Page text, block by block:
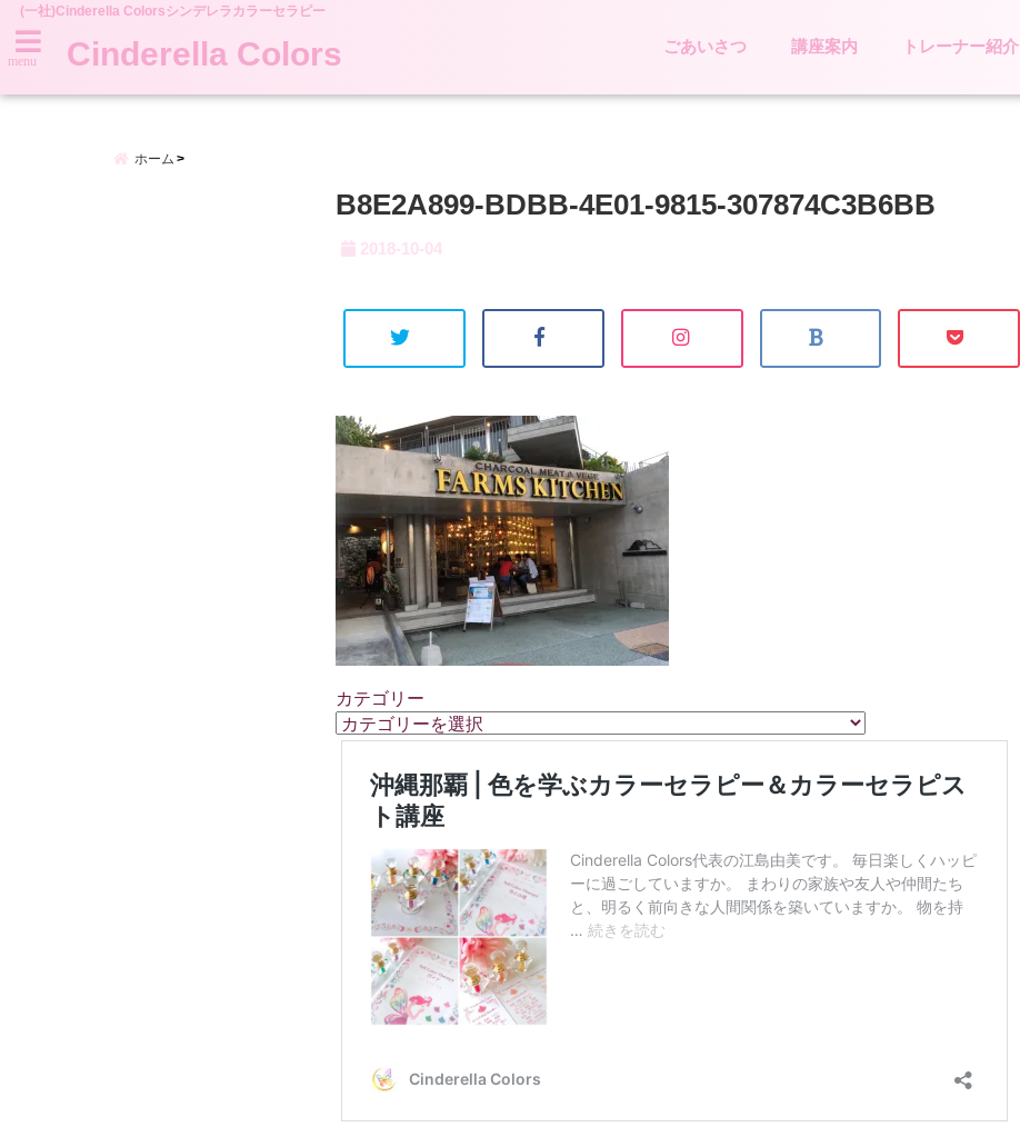
(一社)Cinderella Colorsシンデレラカラーセラピー
menu Cinderella Colors ごあいさつ 講座案内 トレーナー紹介
ホーム
B8E2A899-BDBB-4E01-9815-307874C3B6BB
2018-10-04
カテゴリー
カ
テ